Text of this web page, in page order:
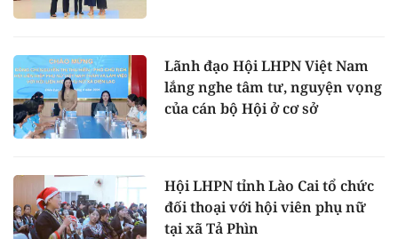
Lãnh đạo Hội LHPN Việt Nam
lắng nghe tâm tư, nguyện vọng
của cán bộ Hội ở cơ sở
Hội LHPN tỉnh Lào Cai tổ chức
đối thoại với hội viên phụ nữ
tại xã Tả Phìn